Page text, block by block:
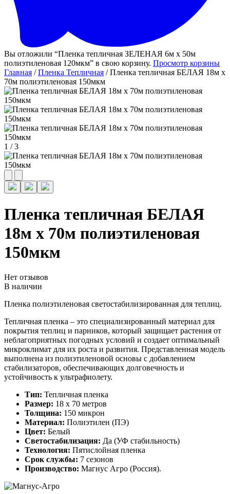
Вы отложили “Пленка тепличная ЗЕЛЕНАЯ 6м х 50м
полиэтиленовая 120мкм” в свою корзину. Просмотр корзины
Главная /Пленка Тепличная / Пленка тепличная БЕЛАЯ 18м х
70м полиэтиленовая 150мкм
1 /3
Пленка тепличная БЕЛАЯ
18м х 70м полиэтиленовая
150мкм
Нет отзывов
В наличии
Пленка полиэтиленовая светостабилизированная для теплиц.
Тепличная пленка – это специализированный материал для
покрытия теплиц и парников, который защищает растения от
неблагоприятных погодных условий и создает оптимальный
микроклимат для их роста и развития. Представленная модель
выполнена из полиэтиленовой основы с добавлением
стабилизаторов, обеспечивающих долговечность и
устойчивость к ультрафиолету.
Тип: Тепличная пленка
Размер: 18 х 70 метров
Толщина: 150 микрон
Материал: Полиэтилен (ПЭ)
Цвет: Белый
Светостабилизация: Да (УФ стабильность)
Технология: Пятислойная пленка
Срок службы: 7 сезонов
Производство: Магнус Агро (Россия).